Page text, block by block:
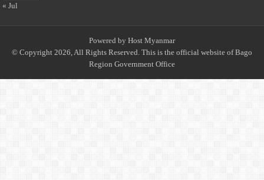
« Jul
Powered by Host Myanmar
© Copyright 2026, All Rights Reserved. This is the official website of Bago
Region Government Office